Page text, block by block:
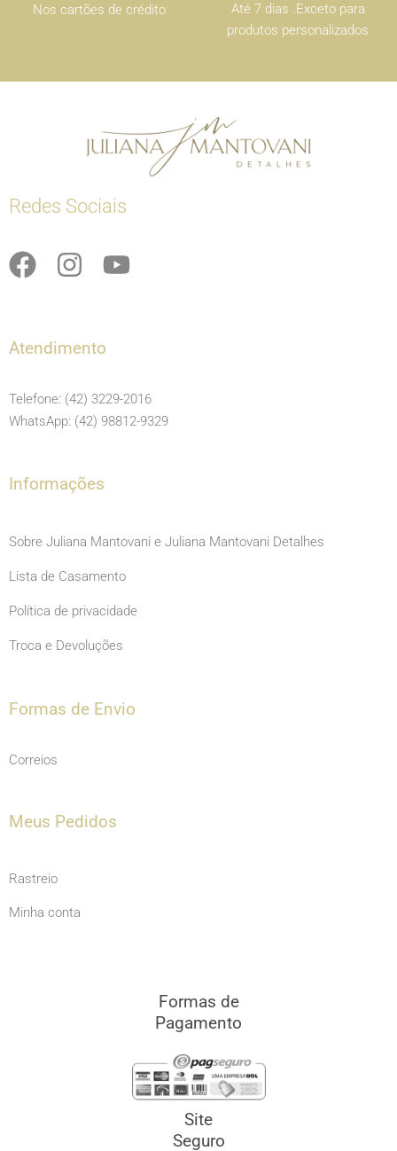
Nos cartões de crédito
Até 7 dias .Exceto para
produtos personalizados
Redes Sociais
F
e
o
o
I
t
g
r
m
Y
b
e
Atendimento
Telefone: (42) 3229-2016
WhatsApp: (42) 98812-9329
Informações
Sobre Juliana Mantovani e Juliana Mantovani Detalhes
Lista de Casamento
Política de privacidade
Troca e Devoluções
Formas de Envio
Correios
Meus Pedidos
Rastreio
Minha conta
Formas de
Pagamento
Site
Seguro